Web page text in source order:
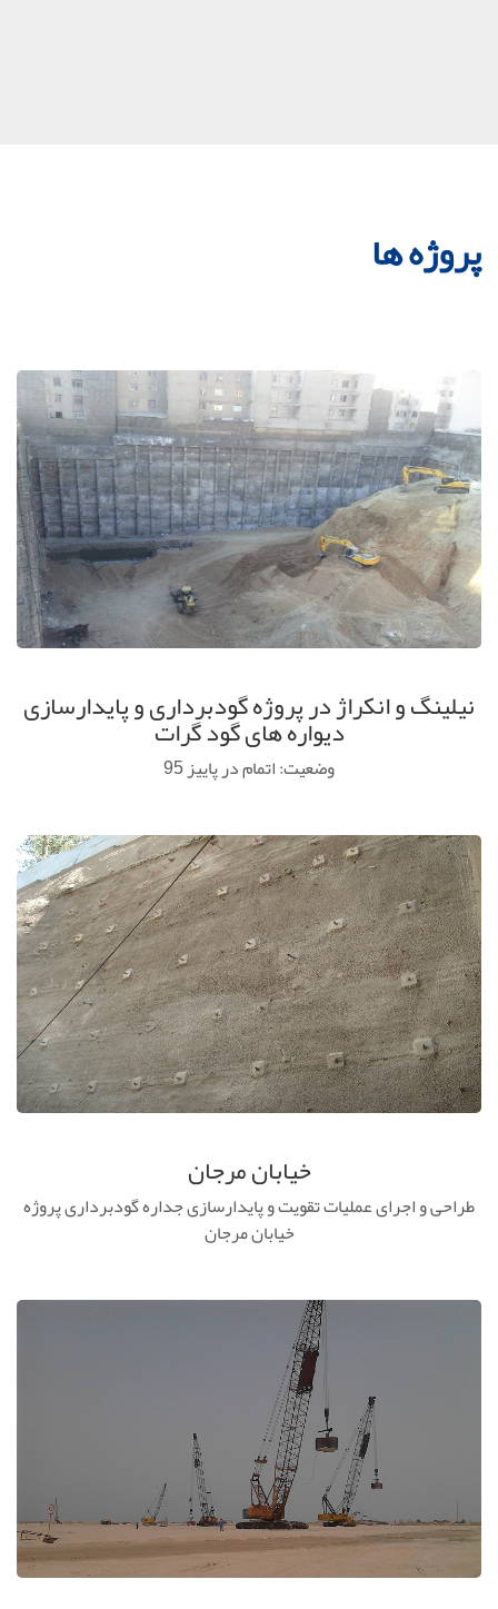
پروژه ها
نیلینگ و انکراژ در پروژه گودبرداری و پایدارسازی
دیواره های گود گرات
وضعیت: اتمام در پاییز 95
خیابان مرجان
طراحی و اجرای عملیات تقویت و پایدارسازی جداره گودبرداری پروژه
خیابان مرجان